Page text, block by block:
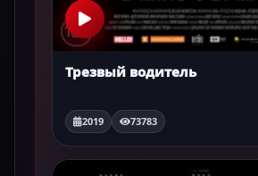
Трезвый водитель
2019 73783